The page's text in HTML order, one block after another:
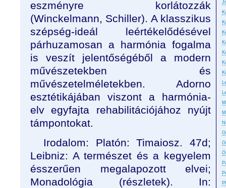
eszményre korlátozzák
(Winckelmann, Schiller). A klasszikus
szépség-ideál leértékelődésével
párhuzamosan a harmónia fogalma
is veszít jelentőségéből a modern
művészetekben és
művészetelméletekben. Adorno
esztétikájában viszont a harmónia-
elv egyfajta rehabilitációjához nyújt
támpontokat.
Irodalom: Platón: Timaiosz. 47d;
Leibniz: A természet és a kegyelem
ésszerűen megalapozott elvei;
Monadológia (részletek). In: